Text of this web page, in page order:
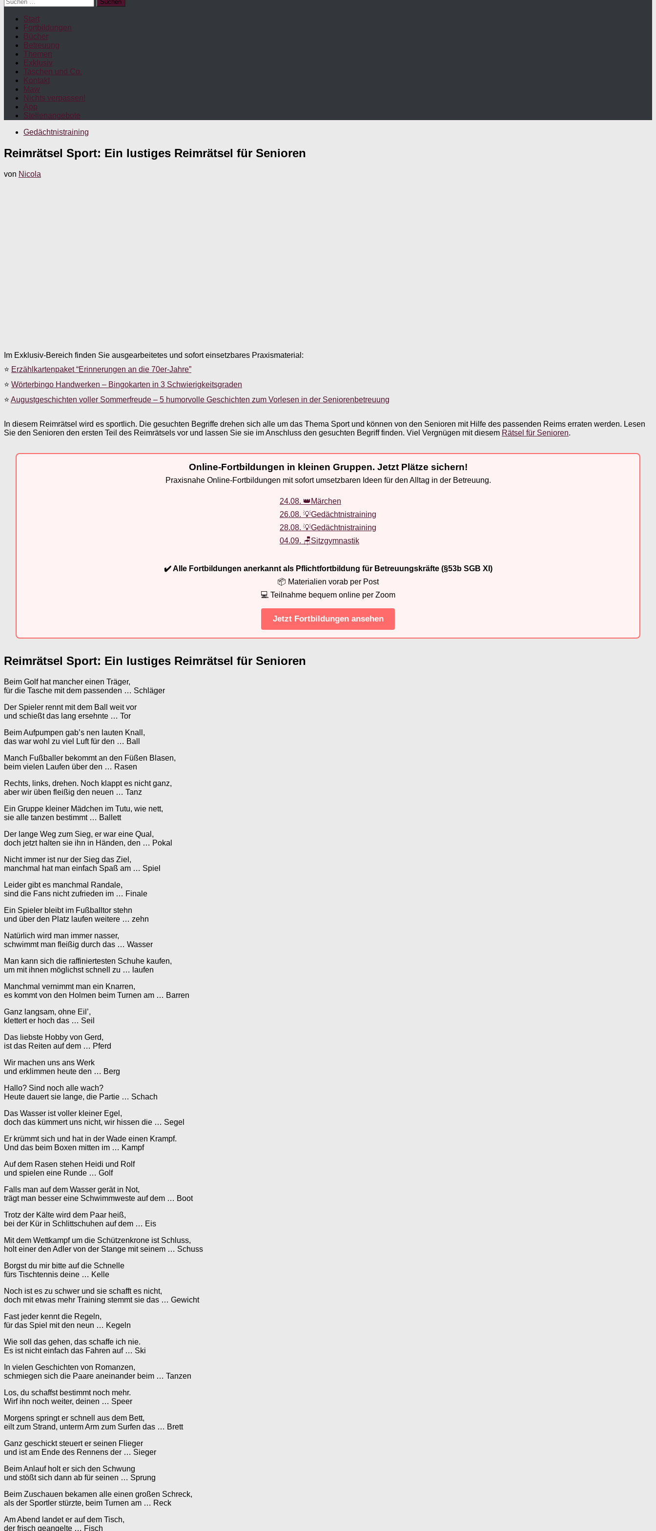
nach:
Start
Fortbildungen
Bücher
Betreuung
Themen
Exklusiv
Taschen und Co.
Kontakt
Maw
Nichts verpassen!
App
Stellenangebote
Gedächtnistraining
Reimrätsel Sport: Ein lustiges Reimrätsel für Senioren
von Nicola
Im Exklusiv-Bereich finden Sie ausgearbeitetes und sofort einsetzbares Praxismaterial:
⭐ Erzählkartenpaket “Erinnerungen an die 70er-Jahre”
⭐ Wörterbingo Handwerken – Bingokarten in 3 Schwierigkeitsgraden
⭐ Augustgeschichten voller Sommerfreude – 5 humorvolle Geschichten zum Vorlesen in der Seniorenbetreuung
In diesem Reimrätsel wird es sportlich. Die gesuchten Begriffe drehen sich alle um das Thema Sport und können von den Senioren mit Hilfe des passenden Reims erraten werden. Lesen
Sie den Senioren den ersten Teil des Reimrätsels vor und lassen Sie sie im Anschluss den gesuchten Begriff finden. Viel Vergnügen mit diesem Rätsel für Senioren.
Online-Fortbildungen in kleinen Gruppen. Jetzt Plätze sichern!
Praxisnahe Online-Fortbildungen mit sofort umsetzbaren Ideen für den Alltag in der Betreuung.
24.08. 👑Märchen
26.08. 💡Gedächtnistraining
28.08. 💡Gedächtnistraining
04.09. 🪑Sitzgymnastik
✔️ Alle Fortbildungen anerkannt als Pflichtfortbildung für Betreuungskräfte (§53b SGB XI)
📦 Materialien vorab per Post
💻 Teilnahme bequem online per Zoom
Jetzt Fortbildungen ansehen
Reimrätsel Sport: Ein lustiges Reimrätsel für Senioren
Beim Golf hat mancher einen Träger,
für die Tasche mit dem passenden … Schläger
Der Spieler rennt mit dem Ball weit vor
und schießt das lang ersehnte … Tor
Beim Aufpumpen gab’s nen lauten Knall,
das war wohl zu viel Luft für den … Ball
Manch Fußballer bekommt an den Füßen Blasen,
beim vielen Laufen über den … Rasen
Rechts, links, drehen. Noch klappt es nicht ganz,
aber wir üben fleißig den neuen … Tanz
Ein Gruppe kleiner Mädchen im Tutu, wie nett,
sie alle tanzen bestimmt … Ballett
Der lange Weg zum Sieg, er war eine Qual,
doch jetzt halten sie ihn in Händen, den … Pokal
Nicht immer ist nur der Sieg das Ziel,
manchmal hat man einfach Spaß am … Spiel
Leider gibt es manchmal Randale,
sind die Fans nicht zufrieden im … Finale
Ein Spieler bleibt im Fußballtor stehn
und über den Platz laufen weitere … zehn
Natürlich wird man immer nasser,
schwimmt man fleißig durch das … Wasser
Man kann sich die raffiniertesten Schuhe kaufen,
um mit ihnen möglichst schnell zu … laufen
Manchmal vernimmt man ein Knarren,
es kommt von den Holmen beim Turnen am … Barren
Ganz langsam, ohne Eil’,
klettert er hoch das … Seil
Das liebste Hobby von Gerd,
ist das Reiten auf dem … Pferd
Wir machen uns ans Werk
und erklimmen heute den … Berg
Hallo? Sind noch alle wach?
Heute dauert sie lange, die Partie … Schach
Das Wasser ist voller kleiner Egel,
doch das kümmert uns nicht, wir hissen die … Segel
Er krümmt sich und hat in der Wade einen Krampf.
Und das beim Boxen mitten im … Kampf
Auf dem Rasen stehen Heidi und Rolf
und spielen eine Runde … Golf
Falls man auf dem Wasser gerät in Not,
trägt man besser eine Schwimmweste auf dem … Boot
Trotz der Kälte wird dem Paar heiß,
bei der Kür in Schlittschuhen auf dem … Eis
Mit dem Wettkampf um die Schützenkrone ist Schluss,
holt einer den Adler von der Stange mit seinem … Schuss
Borgst du mir bitte auf die Schnelle
fürs Tischtennis deine … Kelle
Noch ist es zu schwer und sie schafft es nicht,
doch mit etwas mehr Training stemmt sie das … Gewicht
Fast jeder kennt die Regeln,
für das Spiel mit den neun … Kegeln
Wie soll das gehen, das schaffe ich nie.
Es ist nicht einfach das Fahren auf … Ski
In vielen Geschichten von Romanzen,
schmiegen sich die Paare aneinander beim … Tanzen
Los, du schaffst bestimmt noch mehr.
Wirf ihn noch weiter, deinen … Speer
Morgens springt er schnell aus dem Bett,
eilt zum Strand, unterm Arm zum Surfen das … Brett
Ganz geschickt steuert er seinen Flieger
und ist am Ende des Rennens der … Sieger
Beim Anlauf holt er sich den Schwung
und stößt sich dann ab für seinen … Sprung
Beim Zuschauen bekamen alle einen großen Schreck,
als der Sportler stürzte, beim Turnen am … Reck
Am Abend landet er auf dem Tisch,
der frisch geangelte … Fisch